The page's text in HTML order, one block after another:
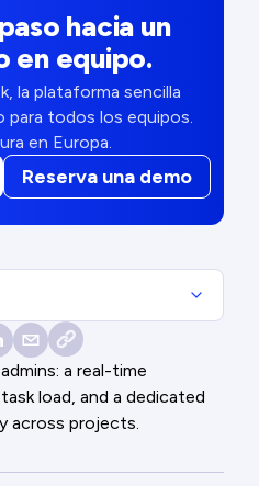
hacia un
en equipo.
la plataforma sencilla
para todos los equipos.
en Europa.
Reserva una demo
a real-time
load, and a dedicated
across projects.